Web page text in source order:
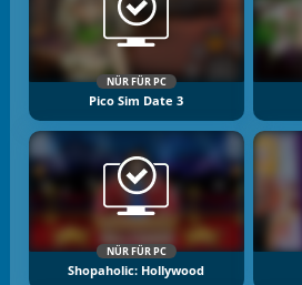
NÜR FÜR PC
Pico Sim Date 3
NÜR FÜR PC
Shopaholic: Hollywood